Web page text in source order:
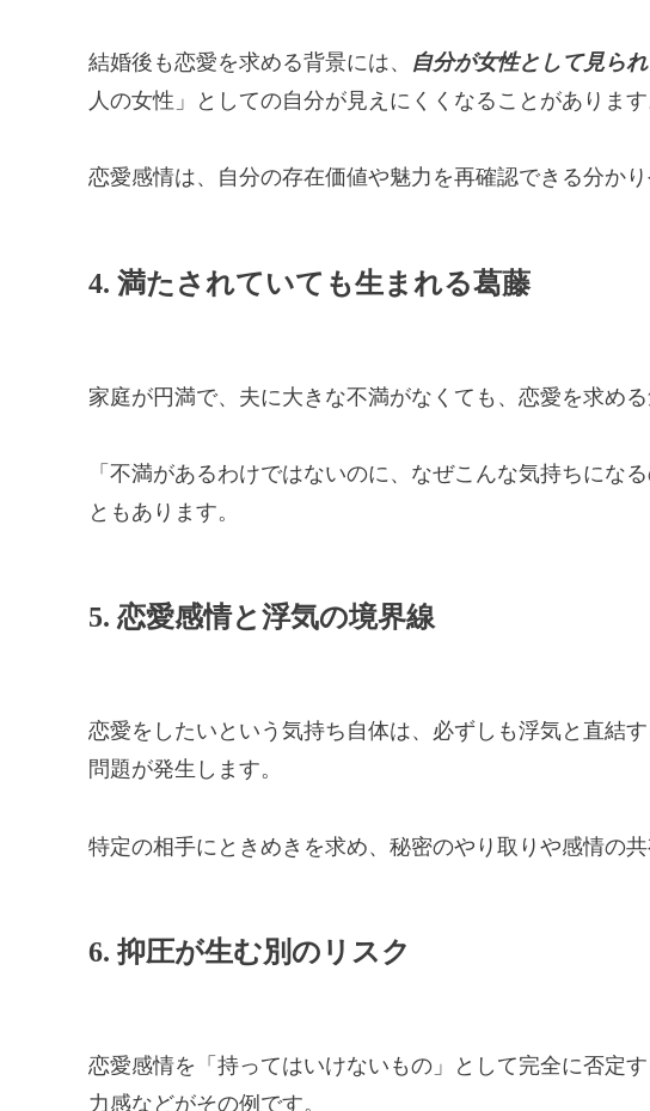
結婚後も恋愛を求める背景には、 自分が女性として見ら
人の女性」としての自分が見えにくくなることがあります
恋愛感情は、自分の存在価値や魅力を再確認できる分か
4. 満たされていても生まれる葛藤
家庭が円満で、夫に大きな不満がなくても、恋愛を求め
「不満があるわけではないのに、なぜこんな気持ちにな
ともあります。
5. 恋愛感情と浮気の境界線
恋愛をしたいという気持ち自体は、必ずしも浮気と直結
問題が発生します。
特定の相手にときめきを求め、秘密のやり取りや感情の
6. 抑圧が生む別のリスク
恋愛感情を「持ってはいけないもの」として完全に否定
力感などがその例です。